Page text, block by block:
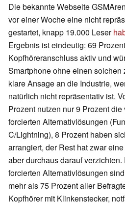
Die bekannte Webseite
vor einer Woche eine nicht
gestartet, knapp 19.000 Leser
Ergebnis ist eindeutig: 69
Kopfhöreranschluss aktiv und
Smartphone ohne einen
klare Ansage an die Industrie,
natürlich nicht repräsentativ ist.
Prozent nutzen nur 9 Prozent
forcierten Alternativlösungen
C/Lightning), 8 Prozent haben
arrangiert, der Rest hat zwar
aber durchaus darauf
forcierten Alternativlösungen
mehr als 75 Prozent aller
Kopfhörer mit Klinkenstecker,